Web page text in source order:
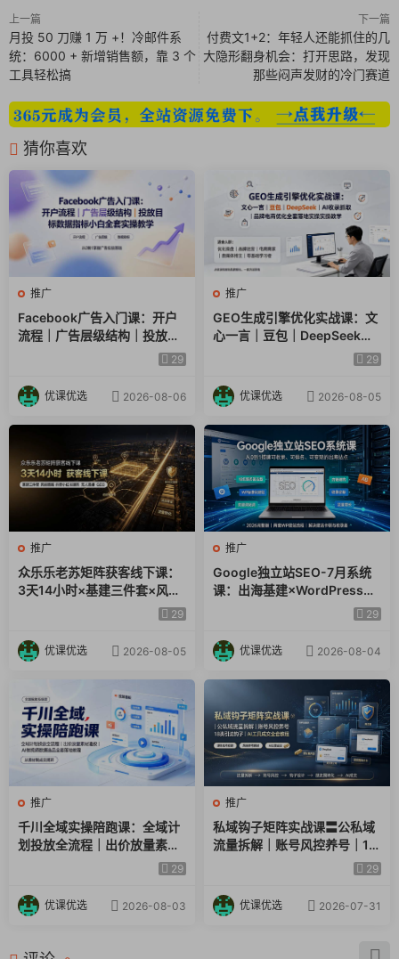
上一篇
月投 50 刀赚 1 万 +！冷邮件系
统：6000 + 新增销售额，靠 3 个
工具轻松搞
下一篇
付费文1+2：年轻人还能抓住的几
大隐形翻身机会：打开思路，发现
那些闷声发财的冷门赛道
猜你喜欢
推广
Facebook广告入门课：开户
流程｜广告层级结构｜投放目
标数据指标小白全套实操教学
29
优课优选 2026-08-06
推广
GEO生成引擎优化实战课：文
心一言｜豆包｜DeepSeek｜
AI收录抓取｜品牌电商优化全
29
优课优选 2026-08-05
推广
众乐乐老苏矩阵获客线下课：
3天14小时×基建三件套×风控
策略×抖音小红书矩阵×无人直
29
优课优选 2026-08-05
推广
Google独立站SEO-7月系统
课：出海基建×WordPress建
站×AI内容生产×站内外优化×
Search Console×AdSense
变现
29
优课优选 2026-08-04
推广
千川全域实操陪跑课：全域计
划投放全流程｜出价放量素材
追投｜AI做视频数据选品全套
29
优课优选 2026-08-03
推广
私域钩子矩阵实战课〓公私域
流量拆解｜账号风控养号｜18
类引流钩子｜AI工具成交全套
29
优课优选 2026-07-31